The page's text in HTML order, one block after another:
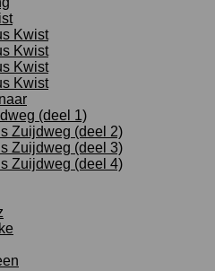
Kwist
Kwist
Kwist
Kwist
(deel 1)
Zuijdweg (deel 2)
Zuijdweg (deel 3)
Zuijdweg (deel 4)